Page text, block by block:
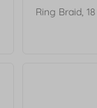
Ring Braid,